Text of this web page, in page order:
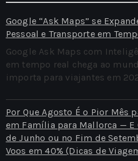
Google “Ask Maps” se
Pessoal e Transporte em
Google Ask Maps com
em tempo real chega ao
importa para viajantes em
Por Que Agosto É o Pior Mês
em Família para Mallorca — E
de Junho ou no Fim de
Voos em 40% (Dicas de